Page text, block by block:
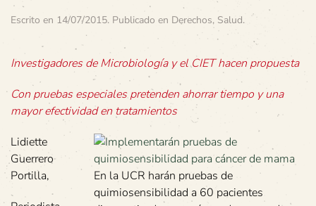
Escrito en 14/07/2015. Publicado en Derechos, Salud.
Investigadores de Microbiología y el CIET hacen propuesta
Con pruebas especiales pretenden ahorrar tiempo y una
mayor efectividad en tratamientos
En la UCR harán pruebas de
quimiosensibilidad a 60 pacientes
Lidiette
Guerrero
Portilla,